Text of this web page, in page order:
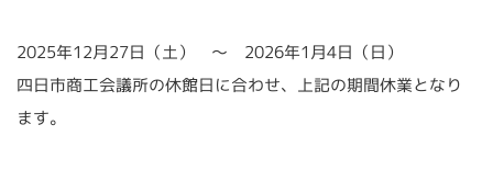
2025年12月27日（土） ～ 2026年1月4日（日）
四日市商工会議所の休館日に合わせ、上記の期間休業となり
ます。